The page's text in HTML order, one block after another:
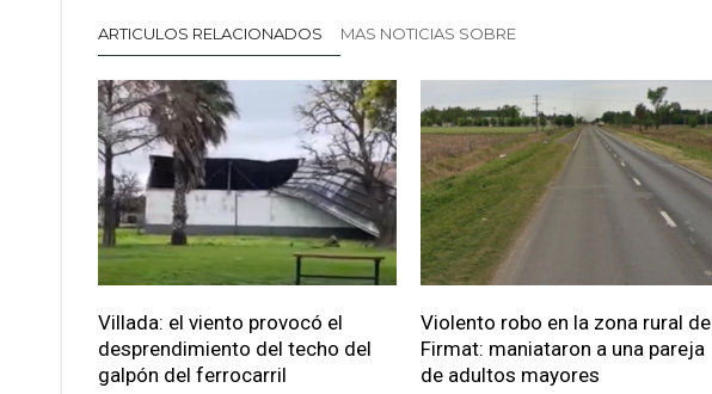
ARTICULOS RELACIONADOS MAS NOTICIAS SOBRE
Villada: el viento provocó el
desprendimiento del techo del
galpón del ferrocarril
Violento robo en la zona rural de
Firmat: maniataron a una pareja
de adultos mayores